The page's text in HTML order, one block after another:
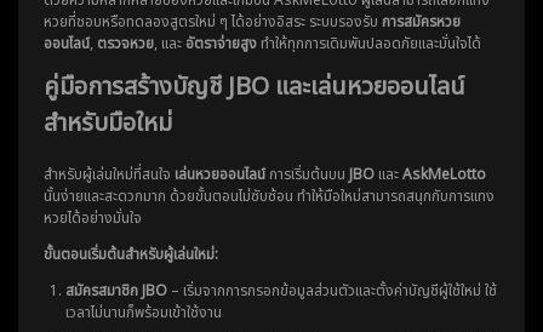
หวยที่ชอบหรือทดลองสูตรใหม่ ๆ ได้อย่างอิสระ ระบบรองรับ การสมัครหวย
ออนไลน์, ตรวจหวย, และ อัตราจ่ายสูงทำให้ทุกการเดิมพันปลอดภัยและมั่นใจได้
คู่มือการสร้างบัญชี JBO และเล่นหวยออนไลน์
สำหรับมือใหม่
สำหรับผู้เล่นใหม่ที่สนใจ เล่นหวยออนไลน์การเริ่มต้นบน JBOและAskMeLotto
นั้นง่ายและสะดวกมาก ด้วยขั้นตอนไม่ซับซ้อน ทำให้มือใหม่สามารถสนุกกับการแทง
หวยได้อย่างมั่นใจ
ขั้นตอนเริ่มต้นสำหรับผู้เล่นใหม่:
สมัครสมาชิก JBO– เริ่มจากการกรอกข้อมูลส่วนตัวและตั้งค่าบัญชีผู้ใช้ใหม่ ใช้
เวลาไม่นานก็พร้อมเข้าใช้งาน